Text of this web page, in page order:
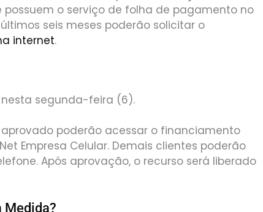
possuem o serviço de folha de pagamento no
seis meses poderão solicitar o
internet.
segunda-feira (6).
poderão acessar o financiamento
Empresa Celular. Demais clientes poderão
Após aprovação, o recurso será liberado
Medida?